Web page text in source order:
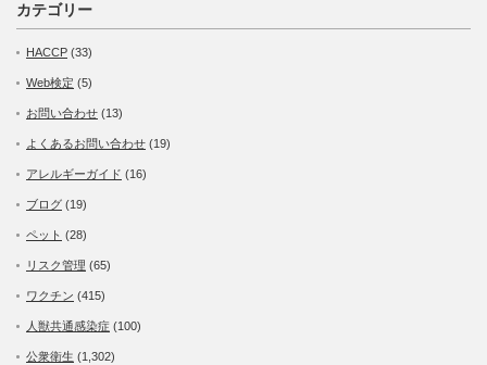
カテゴリー
HACCP (33)
Web検定 (5)
お問い合わせ (13)
よくあるお問い合わせ (19)
アレルギーガイド (16)
ブログ (19)
ペット (28)
リスク管理 (65)
ワクチン (415)
人獣共通感染症 (100)
公衆衛生 (1,302)